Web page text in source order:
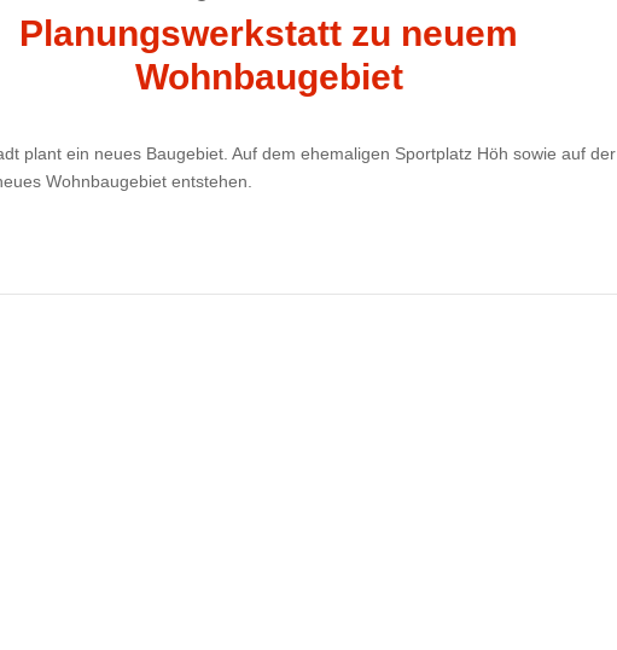
Planungswerkstatt zu neuem
Wohnbaugebiet
plant ein neues Baugebiet. Auf dem ehemaligen Sportplatz Höh sowie auf der
Wohnbaugebiet entstehen.